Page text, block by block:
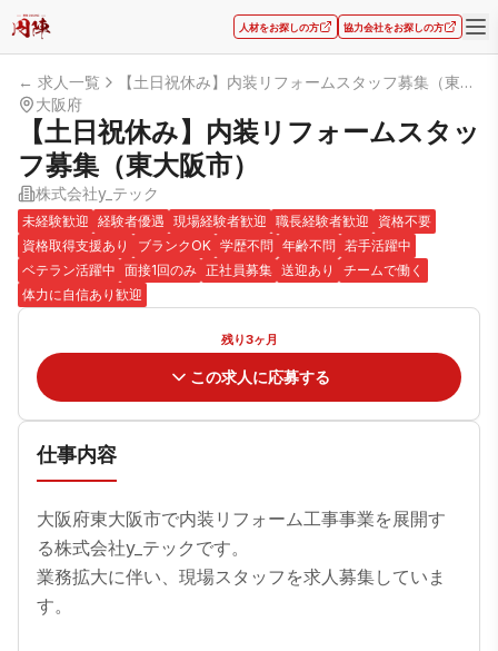
人材をお探しの方 協力会社をお探しの方
← 求人一覧
【土日祝休み】内装リフォームスタッフ募集（東大阪市）
大阪府
【土日祝休み】内装リフォームスタッ
フ募集（東大阪市）
株式会社y_テック
未経験歓迎 経験者優遇 現場経験者歓迎 職長経験者歓迎
資格不要
資格取得支援あり
ブランクOK 学歴不問 年齢不問 若手活躍中
ベテラン活躍中 面接1回のみ 正社員募集 送迎あり
チームで働く
体力に自信あり歓迎
残り3ヶ月
この求人に応募する
仕事内容
大阪府東大阪市で内装リフォーム工事事業を展開す
る株式会社y_テックです。
業務拡大に伴い、現場スタッフを求人募集していま
す。